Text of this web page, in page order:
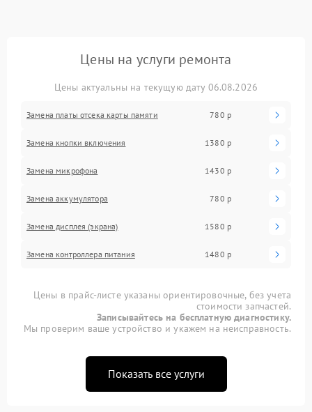
Цены на услуги ремонта
Цены актуальны на текущую дату 06.08.2026
Замена платы отсека карты памяти 780 р
Замена кнопки включения 1380 р
Замена микрофона 1430 р
Замена аккумулятора 780 р
Замена дисплея (экрана) 1580 р
Замена контроллера питания 1480 р
Цены в прайс-листе указаны ориентировочные, без учета
стоимости запчастей.
Записывайтесь на бесплатную диагностику.
Мы проверим ваше устройство и укажем на неисправность.
Показать все услуги